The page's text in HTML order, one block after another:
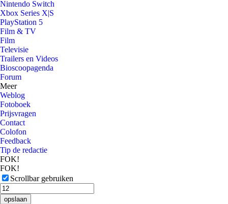
Nintendo Switch
Xbox Series X|S
PlayStation 5
Film & TV
Film
Televisie
Trailers en Videos
Bioscoopagenda
Forum
Meer
Weblog
Fotoboek
Prijsvragen
Contact
Colofon
Feedback
Tip de redactie
FOK!
FOK!
Scrollbar gebruiken
opslaan